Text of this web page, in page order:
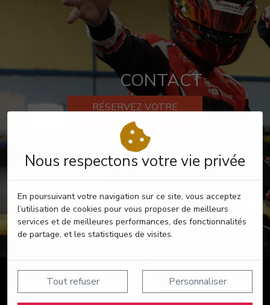
Nous respectons votre vie privée
En poursuivant votre navigation sur ce site, vous acceptez
l’utilisation de cookies pour vous proposer de meilleurs
services et de meilleures performances, des fonctionnalités
de partage, et les statistiques de visites.
Tout refuser Personnaliser
CONTACT
RÉSERVEZ VOTRE
PASSAGE
Suivez nos actualités